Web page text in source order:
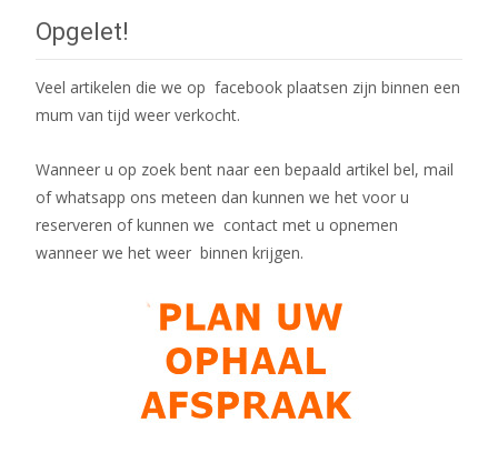
Opgelet!
Veel artikelen die we op facebook plaatsen zijn binnen een
mum van tijd weer verkocht.
Wanneer u op zoek bent naar een bepaald artikel bel, mail
of whatsapp ons meteen dan kunnen we het voor u
reserveren of kunnen we contact met u opnemen
wanneer we het weer binnen krijgen.